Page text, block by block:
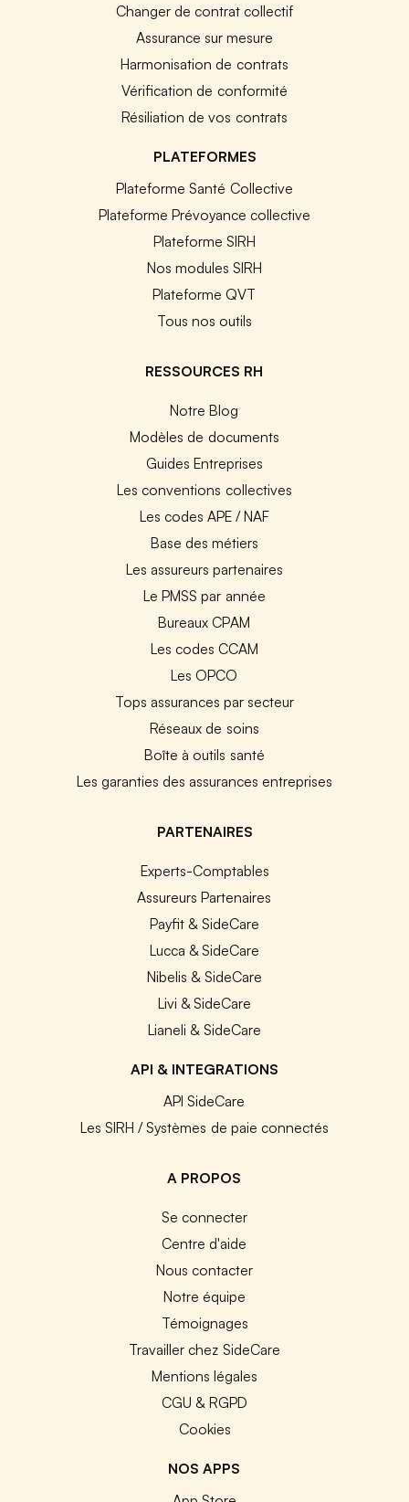
Changer de contrat collectif
Assurance sur mesure
Harmonisation de contrats
Vérification de conformité
Résiliation de vos contrats
PLATEFORMES
Plateforme Santé Collective
Plateforme Prévoyance collective
Plateforme SIRH
Nos modules SIRH
Plateforme QVT
Tous nos outils
RESSOURCES RH
Notre Blog
Modèles de documents
Guides Entreprises
Les conventions collectives
Les codes APE / NAF
Base des métiers
Les assureurs partenaires
Le PMSS par année
Bureaux CPAM
Les codes CCAM
Les OPCO
Tops assurances par secteur
Réseaux de soins
Boîte à outils santé
Les garanties des assurances entreprises
PARTENAIRES
Experts-Comptables
Assureurs Partenaires
Payfit & SideCare
Lucca & SideCare
Nibelis & SideCare
Livi & SideCare
Lianeli & SideCare
API & INTEGRATIONS
API SideCare
Les SIRH / Systèmes de paie connectés
A PROPOS
Se connecter
Centre d'aide
Nous contacter
Notre équipe
Témoignages
Travailler chez SideCare
Mentions légales
CGU & RGPD
Cookies
NOS APPS